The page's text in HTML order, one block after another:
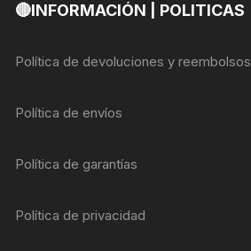
🔴INFORMACIÓN | POLITICAS
Política de devoluciones y reembolsos
Política de envíos
Política de garantías
Política de privacidad